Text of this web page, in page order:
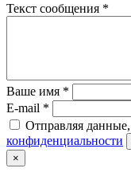
Текст сообщения *
Ваше имя *
E-mail *
Отправляя
конфиденциальности
×